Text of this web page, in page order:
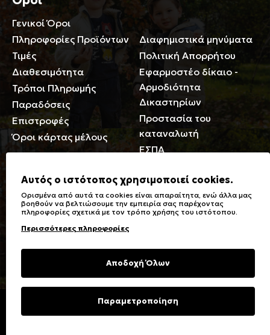
Γενικοί Όροι
Πληροφορίες Προϊόντων
Τιμές
Διαθεσιμότητα
Τρόποι Πληρωμής
Παραδόσεις
Επιστροφές
Όροι κάρτας μέλους
Περιορισμοί ευθύνης
Διαφημιστικά μηνύματα
Πολιτική Απορρήτου
Εφαρμοστέο δίκαιο -
Αρμοδιότητα
Δικαστηρίων
Προστασία του
καταναλωτή
ΕΣΠΑ
Γενικά
Καταστήματα
Ειδικές Εκπτώσεις ΑμΕΑ
Δωροκάρτες
Συχνές Ερωτήσεις
Φροντίδα Ρούχων
Σύμβολα πλύσης,
σιδερώματος
υφασμάτων
Επικοινωνία
Copyright © 2023 Energiers.gr
Αυτός ο ιστότοπος χρησιμοποιεί cookies.
Ορισμένα από αυτά τα cookies είναι απαραίτητα, ενώ άλλα μας
βοηθούν να βελτιώσουμε την εμπειρία σας παρέχοντας
πληροφορίες σχετικά με τον τρόπο χρήσης του ιστότοπου.
Περισσότερες πληροφορίες
Αποδοχή Όλων
Παραμετροποίηση